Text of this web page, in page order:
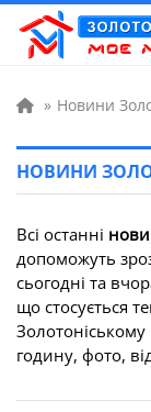
» Новини
НОВИНИ
Всі останні
допоможуть
сьогодні та
що стосується
Золотоніському
годину, фото,